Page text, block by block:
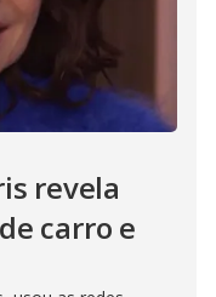
revela
carro e